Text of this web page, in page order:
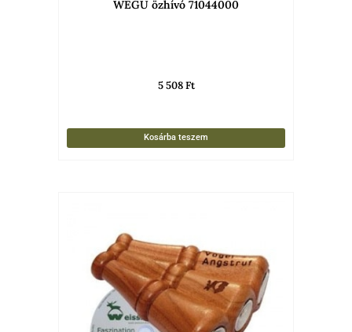
WEGU özhívó 71044000
5 508Ft
Kosárba teszem